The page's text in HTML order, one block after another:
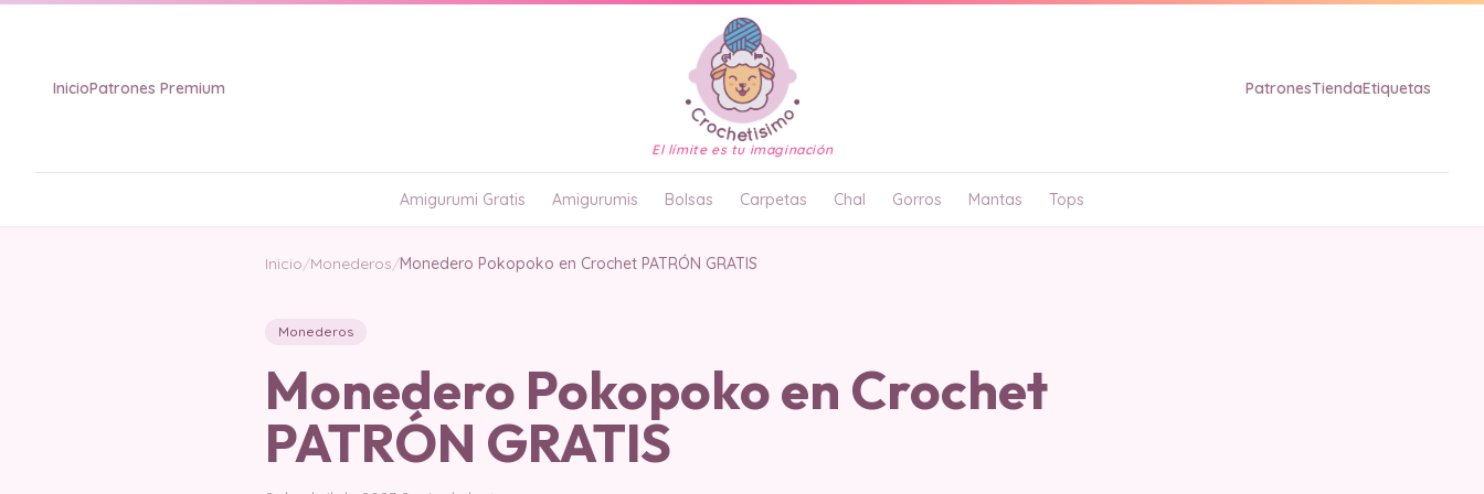
InicioPatrones Premium
El límite es tu imaginación
PatronesTiendaEtiquetas
Amigurumi Gratis Amigurumis Bolsas Carpetas Chal Gorros Mantas Tops
Inicio/Monederos/Monedero Pokopoko en Crochet PATRÓN GRATIS
Monederos
Monedero Pokopoko en Crochet
PATRÓN GRATIS